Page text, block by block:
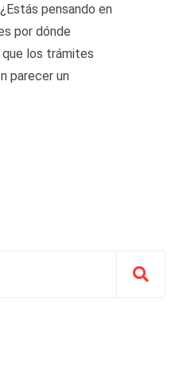
pensando en
por dónde
que los trámites
parecer un